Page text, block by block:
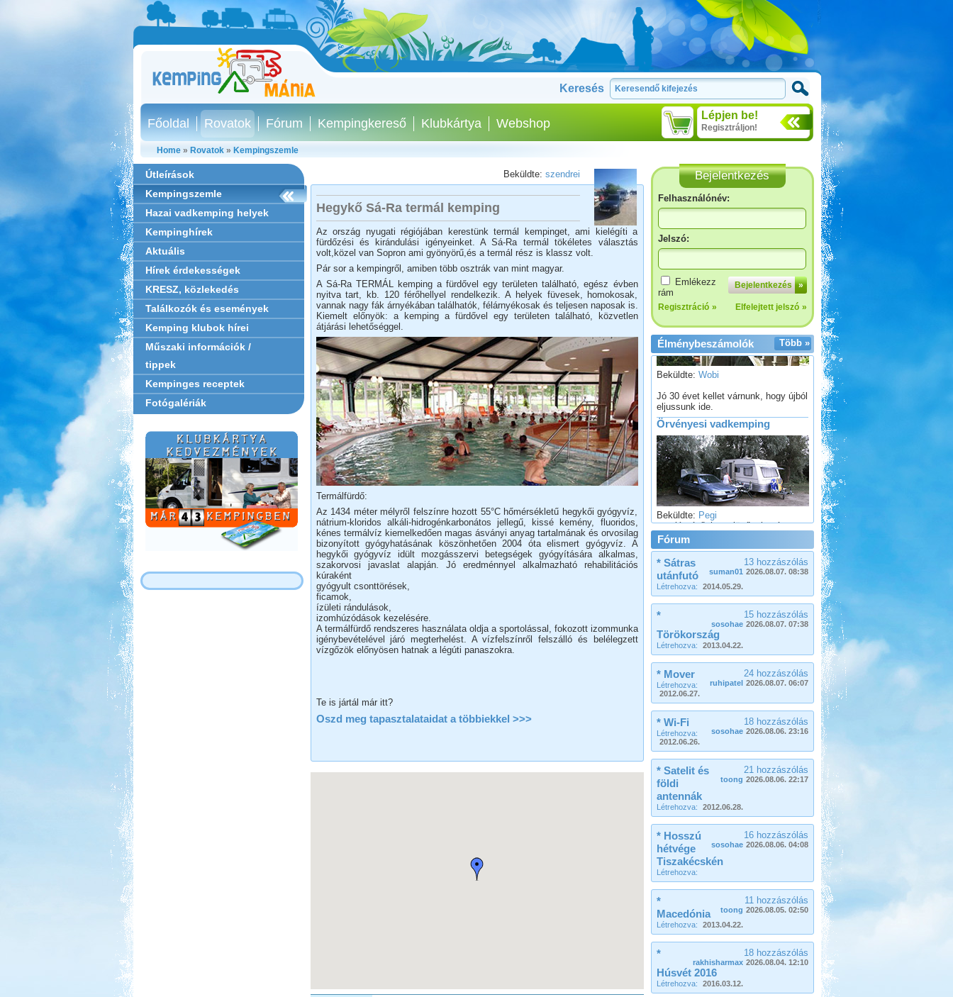
Keresés
Lépjen be!
Regisztráljon!
Főoldal Rovatok Fórum Kempingkereső Klubkártya Webshop
Home» Rovatok» Kempingszemle
Útleírások
Kempingszemle
Hazai vadkemping helyek
Kempinghírek
Aktuális
Hírek érdekességek
KRESZ, közlekedés
Találkozók és események
Kemping klubok hírei
Műszaki információk /
tippek
Kempinges receptek
Fotógalériák
Beküldte: szendrei
Hegykő Sá-Ra termál kemping
Az ország nyugati régiójában kerestünk termál kempinget, ami kielégíti a
fürdőzési és kirándulási igényeinket. A Sá-Ra termál tökéletes választás
volt,közel van Sopron ami gyönyörű,és a termál rész is klassz volt.
Pár sor a kempingről, amiben több osztrák van mint magyar.
A Sá-Ra TERMÁL kemping a fürdővel egy területen található, egész évben
nyitva tart, kb. 120 férőhellyel rendelkezik. A helyek füvesek, homokosak,
vannak nagy fák árnyékában találhatók, félárnyékosak és teljesen naposak is.
Kiemelt előnyök: a kemping a fürdővel egy területen található, közvetlen
átjárási lehetőséggel.
Termálfürdő:
Az 1434 méter mélyről felszínre hozott 55°C hőmérsékletű hegykői gyógyvíz,
nátrium-kloridos alkáli-hidrogénkarbonátos jellegű, kissé kemény, fluoridos,
kénes termálvíz kiemelkedően magas ásványi anyag tartalmának és orvosilag
bizonyított gyógyhatásának köszönhetően 2004 óta elismert gyógyvíz. A
hegykői gyógyvíz idült mozgásszervi betegségek gyógyítására alkalmas,
szakorvosi javaslat alapján. Jó eredménnyel alkalmazható rehabilitációs
kúraként
gyógyult csonttörések,
ficamok,
ízületi rándulások,
izomhúzódások kezelésére.
A termálfürdő rendszeres használata oldja a sportolással, fokozott izommunka
igénybevételével járó megterhelést. A vízfelszínről felszálló és belélegzett
vízgőzök előnyösen hatnak a légúti panaszokra.
Te is jártál már itt?
Oszd meg tapasztalataidat a többiekkel >>>
Bejelentkezés
Felhasználónév:
Jelszó:
Bejelentkezés »
Emlékezz
rám
Regisztráció » Elfelejtett jelszó »
Több »
Élménybeszámolók
Luxemburg
Beküldte:Wobi
Jó 30 évet kellet várnunk, hogy újból
Örvényesi vadkemping
Beküldte:Pegi
...valószínű, hogy jövőre ismét
ellátogatunk ide pár napra.
Budva-Tivat-Dubrovnik-
Mosztár-Szarajevó 2014
Beküldte:Lekvar
Egy novemberi hosszú hétvége...
Görögország-Albánia-
Montenegró
Beküldte:
PSteve
ismét Görögországban nyaraltunk...
Bosznia-Hercegovina,
Montenegró, Albánia
Beküldte:Juli
Eredetileg több időt szerettünk volna
Evia-Athen 2014
Fórum
13 hozzászólás
suman01 2026.08.07. 08:38
* Sátras
utánfutó
Létrehozva: 2014.05.29.
15 hozzászólás
sosohae 2026.08.07. 07:38
*
Törökország
Létrehozva: 2013.04.22.
24 hozzászólás
ruhipatel 2026.08.07. 06:07
* Mover
Létrehozva:
2012.06.27.
18 hozzászólás
sosohae 2026.08.06. 23:16
* Wi-Fi
Létrehozva:
2012.06.26.
21 hozzászólás
toong 2026.08.06. 22:17
* Satelit és
földi
antennák
Létrehozva: 2012.06.28.
16 hozzászólás
sosohae 2026.08.06. 04:08
* Hosszú
hétvége
Tiszakécskén
Létrehozva:
11 hozzászólás
toong 2026.08.05. 02:50
*
Macedónia
Létrehozva: 2013.04.22.
18 hozzászólás
rakhisharmax 2026.08.04. 12:10
*
Húsvét 2016
Létrehozva: 2016.03.12.